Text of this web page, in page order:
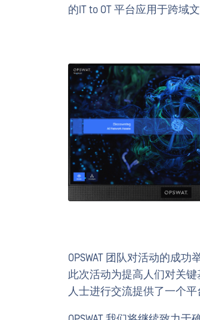
的IT to OT 平台应用于跨域文
OPSWAT 团队对活动的成
此次活动为提高人们对关
人士进行交流提供了一个平